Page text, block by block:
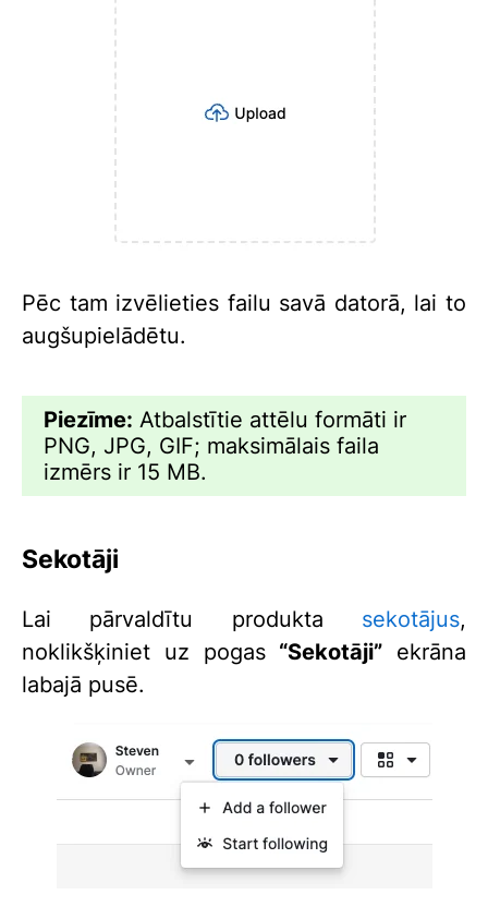
Pēc tam izvēlieties failu savā datorā, lai to
augšupielādētu.
Piezīme: Atbalstītie attēlu formāti ir
PNG, JPG, GIF; maksimālais faila
izmērs ir 15 MB.
Sekotāji
Lai pārvaldītu produkta sekotājus,
noklikšķiniet uz pogas “Sekotāji” ekrāna
labajā pusē.